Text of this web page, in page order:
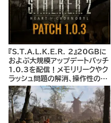
『S.T.A.L.K.E.R. 2』20GBに
およぶ大規模アップデートパッチ
1.0.3を配信！メモリリークやク
ラッシュ問題の解消、操作性の向
上、クエスト関連バグの修正、AI
の改良、セーブデータの安定化な
ど